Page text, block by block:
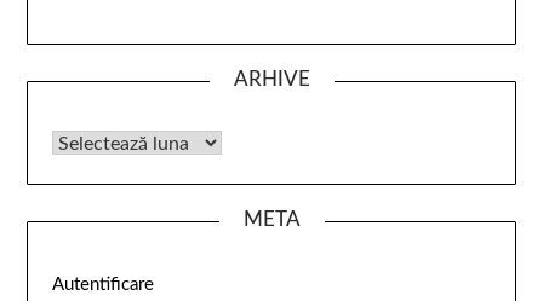
ARHIVE
META
Autentificare